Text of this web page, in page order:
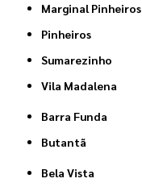
Marginal Pinheiros
Pinheiros
Sumarezinho
Vila Madalena
Barra Funda
Butantã
Bela Vista